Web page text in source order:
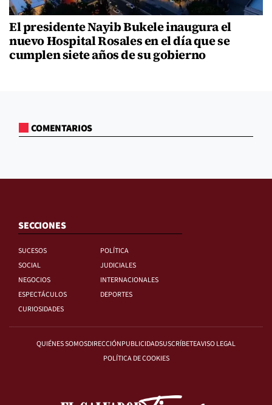
El presidente Nayib Bukele inaugura el
nuevo Hospital Rosales en el día que se
cumplen siete años de su gobierno
COMENTARIOS
SECCIONES
SUCESOS
POLÍTICA
SOCIAL
JUDICIALES
NEGOCIOS
INTERNACIONALES
ESPECTÁCULOS
DEPORTES
CURIOSIDADES
QUIÉNES SOMOSDIRECCIÓNPUBLICIDADSUSCRÍBETEAVISO LEGAL
POLÍTICA DE COOKIES